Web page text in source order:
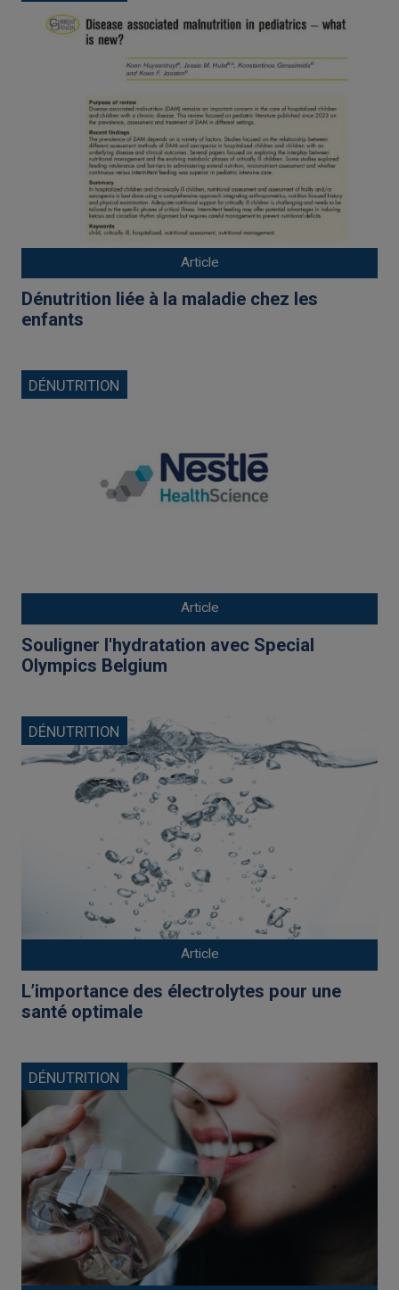
Article
Dénutrition liée à la maladie chez les
enfants
DÉNUTRITION
Article
Souligner l'hydratation avec Special
Olympics Belgium
DÉNUTRITION
Article
L’importance des électrolytes pour une
santé optimale
DÉNUTRITION